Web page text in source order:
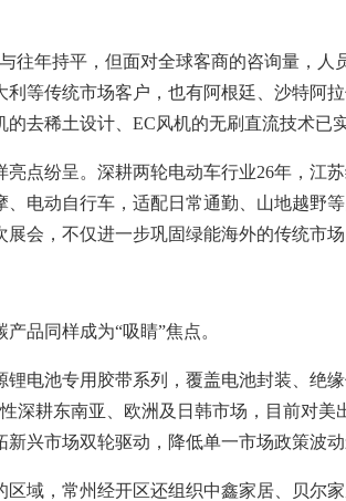
往年持平，但面对全球客商的咨询量，
利等传统市场客户，也有阿根廷、沙特阿
去稀土设计、EC风机的无刷直流技术已
亮点纷呈。深耕两轮电动车行业26年，江
电动自行车，适配日常通勤、山地越野
会，不仅进一步巩固绿能海外的传统市
品同样成为“吸睛”焦点。
锂电池专用胶带系列，覆盖电池封装、绝
深耕东南亚、欧洲及日韩市场，目前对
兴市场双轮驱动，降低单一市场政策波动
区域，常州经开区还组织中鑫家居、贝尔